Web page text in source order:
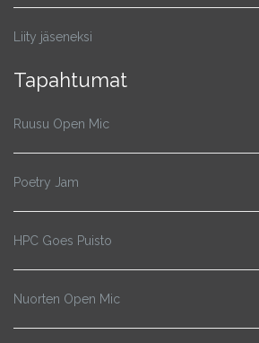
Liity jäseneksi
Tapahtumat
Ruusu Open Mic
Poetry Jam
HPC Goes Puisto
Nuorten Open Mic